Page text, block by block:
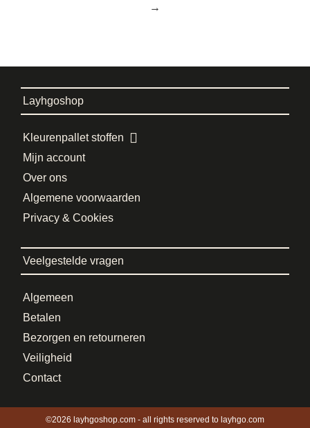
→
Layhgoshop
Kleurenpallet stoffen
Mijn account
Over ons
Algemene voorwaarden
Privacy & Cookies
Veelgestelde vragen
Algemeen
Betalen
Bezorgen en retourneren
Veiligheid
Contact
©2026 layhgoshop.com - all rights reserved to layhgo.com